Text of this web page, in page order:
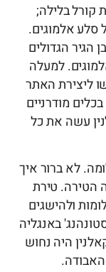
קורל בלילה;
1,100 טונות של סלע אלמוגים.
הגיר הגדולים
למעלה
ליצירת האתר
מודרניים
עשה את כל
לא ברור איך
הטירה. טירת
ולהישגים
באנגליה
היה נחוש